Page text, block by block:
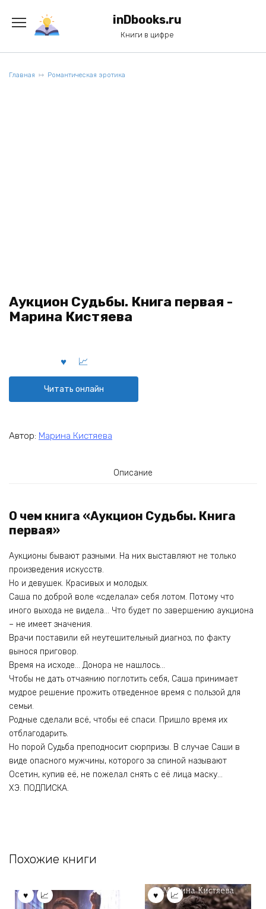
содержанию
inDbooks.ru
Книги в цифре
Главная Романтическая эротика
Аукцион Судьбы. Книга первая -
Марина Кистяева
Читать онлайн
Автор: Марина Кистяева
Описание
О чем книга «Аукцион Судьбы. Книга
первая»
Аукционы бывают разными. На них выставляют не только
произведения искусств.
Но и девушек. Красивых и молодых.
Саша по доброй воле «сделала» себя лотом. Потому что
иного выхода не видела… Что будет по завершению аукциона
– не имеет значения.
Врачи поставили ей неутешительный диагноз, по факту
вынося приговор.
Время на исходе… Донора не нашлось…
Чтобы не дать отчаянию поглотить себя, Саша принимает
мудрое решение прожить отведенное время с пользой для
семьи.
Родные сделали всё, чтобы её спаси. Пришло время их
отблагодарить.
Но порой Судьба преподносит сюрпризы. В случае Саши в
виде опасного мужчины, которого за спиной называют
Осетин, купив её, не пожелал снять с её лица маску…
ХЭ. ПОДПИСКА.
Похожие книги